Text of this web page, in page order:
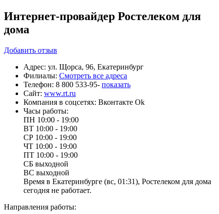
Интернет-провайдер Ростелеком для
дома
Добавить отзыв
Адрес: ул. Щорса, 96, Екатеринбург
Филиалы: Смотреть все адреса
Телефон: 8 800 533-95- показать
Сайт: www.rt.ru
Компания в соцсетях: Вконтакте Ok
Часы работы:
ПН 10:00 - 19:00
ВТ 10:00 - 19:00
СР 10:00 - 19:00
ЧТ 10:00 - 19:00
ПТ 10:00 - 19:00
СБ выходной
ВС выходной
Время в Екатеринбурге (вс, 01:31), Ростелеком для дома
сегодня не работает.
Направления работы: